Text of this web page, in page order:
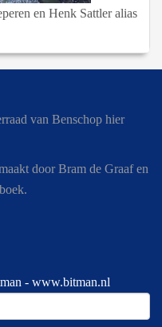
en Henk Sattler alias
van Benschop hier
door Bram de Graaf en
- www.bitman.nl